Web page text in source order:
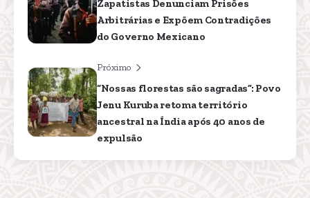
Zapatistas Denunciam Prisões
Arbitrárias e Expõem Contradições
do Governo Mexicano
Próximo
“Nossas florestas são sagradas”: Povo
Jenu Kuruba retoma território
ancestral na Índia após 40 anos de
expulsão